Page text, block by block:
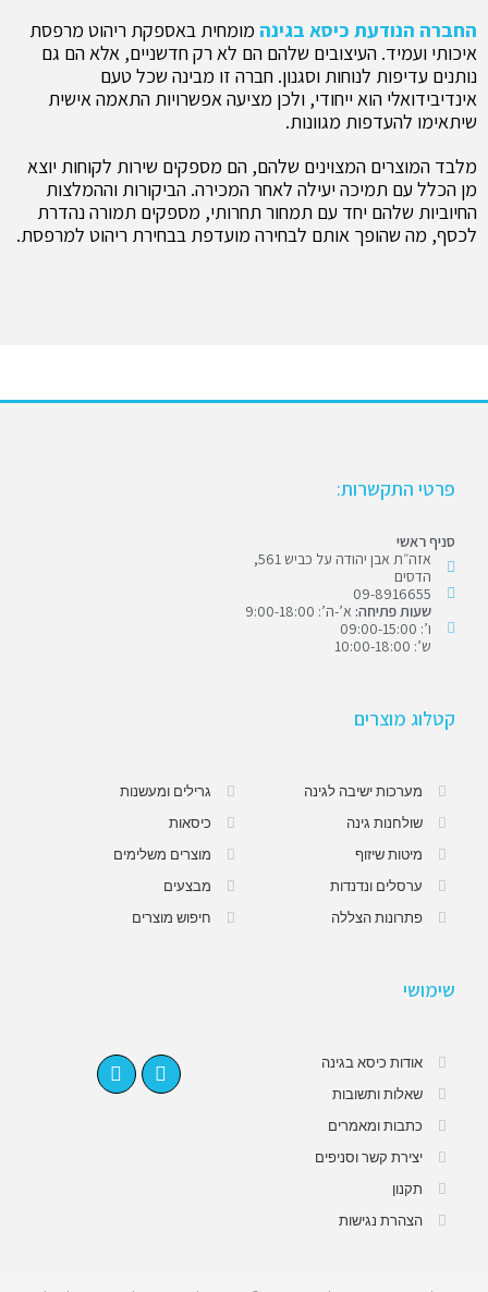
החברה הנודעת כיסא בגינה מומחית באספקת ריהוט מרפסת
איכותי ועמיד. העיצובים שלהם הם לא רק חדשניים, אלא הם גם
נותנים עדיפות לנוחות וסגנון. חברה זו מבינה שכל טעם
אינדיבידואלי הוא ייחודי, ולכן מציעה אפשרויות התאמה אישית
שיתאימו להעדפות מגוונות.
מלבד המוצרים המצוינים שלהם, הם מספקים שירות לקוחות יוצא
מן הכלל עם תמיכה יעילה לאחר המכירה. הביקורות וההמלצות
החיוביות שלהם יחד עם תמחור תחרותי, מספקים תמורה נהדרת
לכסף, מה שהופך אותם לבחירה מועדפת בבחירת ריהוט למרפסת.
פרטי התקשרות:
סניף ראשי
אזה״ת אבן יהודה על כביש 561,
הדסים
09-8916655
שעות פתיחה: א’-ה’: 9:00-18:00
ו’: 09:00-15:00
ש’: 10:00-18:00
קטלוג מוצרים
מערכות ישיבה לגינה
שולחנות גינה
מיטות שיזוף
ערסלים ונדנדות
פתרונות הצללה
גרילים ומעשנות
כיסאות
מוצרים משלימים
מבצעים
חיפוש מוצרים
שימושי
אודות כיסא בגינה
שאלות ותשובות
כתבות ומאמרים
יצירת קשר וסניפים
תקנון
הצהרת נגישות